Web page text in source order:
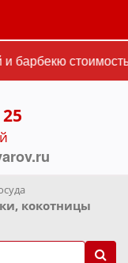
барбекю
кокотницы